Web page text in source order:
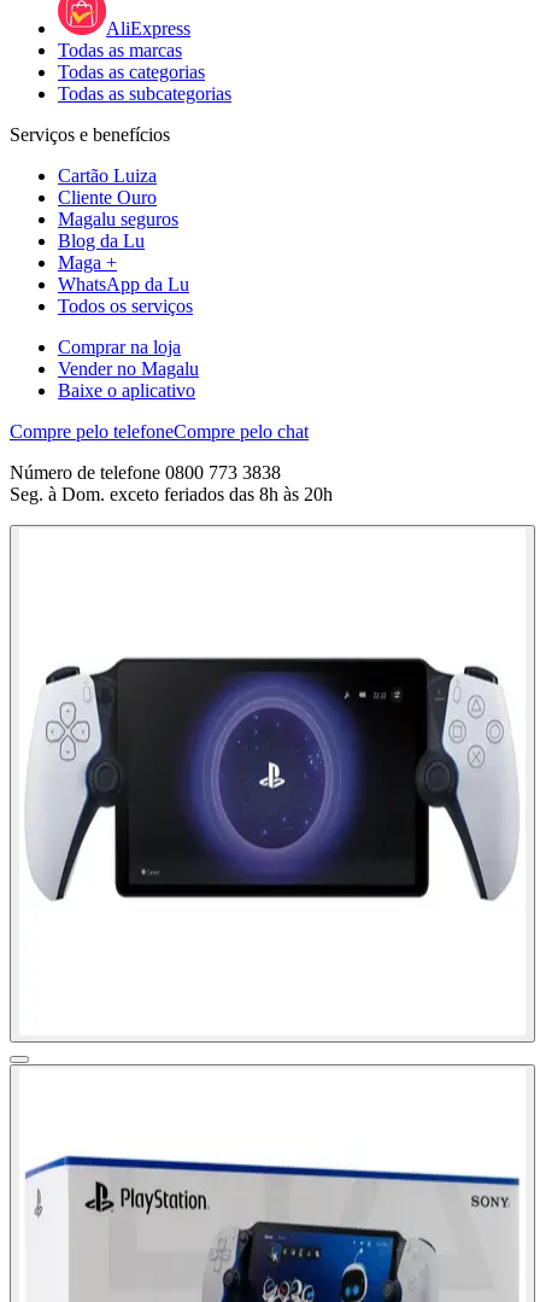
AliExpress
Todas as marcas
Todas as categorias
Todas as subcategorias
Serviços e benefícios
Cartão Luiza
Cliente Ouro
Magalu seguros
Blog da Lu
Maga +
WhatsApp da Lu
Todos os serviços
Comprar na loja
Vender no Magalu
Baixe o aplicativo
Compre pelo telefoneCompre pelo chat
Número de telefone 0800 773 3838
Seg. à Dom. exceto feriados das 8h às 20h